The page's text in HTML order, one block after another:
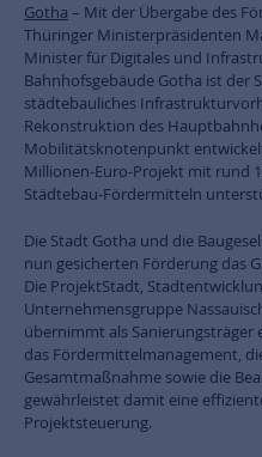
Gotha – Mit der Übergabe des
Thüringer Ministerpräsidenten
Minister für Digitales und
Bahnhofsgebäude Gotha ist der
städtebauliches
Rekonstruktion des
Mobilitätsknotenpunkt
Millionen-Euro-Projekt mit rund
Städtebau-Fördermitteln
Die Stadt Gotha und die
nun gesicherten Förderung das
Die ProjektStadt,
Unternehmensgruppe
übernimmt als Sanierungsträger
das Fördermittelmanagement,
Gesamtmaßnahme sowie die
gewährleistet damit eine
Projektsteuerung.